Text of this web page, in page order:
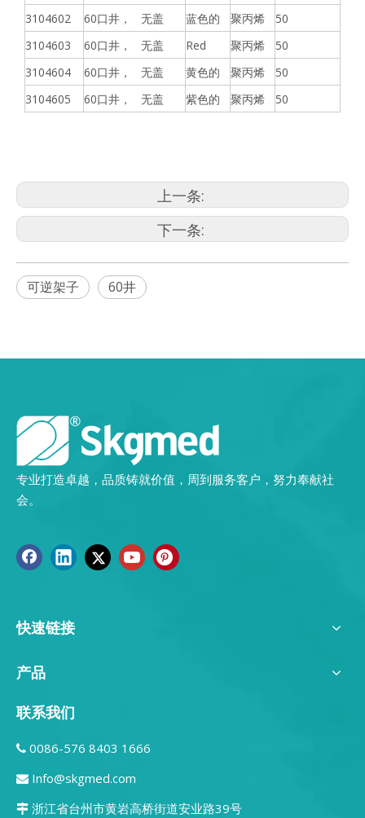
3104602
60口井， 无盖 蓝色的 聚丙烯
50
3104603
60口井， 无盖 Red 聚丙烯
50
3104604
60口井， 无盖 黄色的 聚丙烯
50
3104605
60口井， 无盖 紫色的 聚丙烯 50
上一条:
下一条:
可逆架子 60井
专业打造卓越，品质铸就价值，周到服务客户，努力奉献社
会。
快速链接
产品
联系我们
 0086-576 8403 1666
 Info@skgmed.com
 浙江省台州市黄岩高桥街道安业路39号